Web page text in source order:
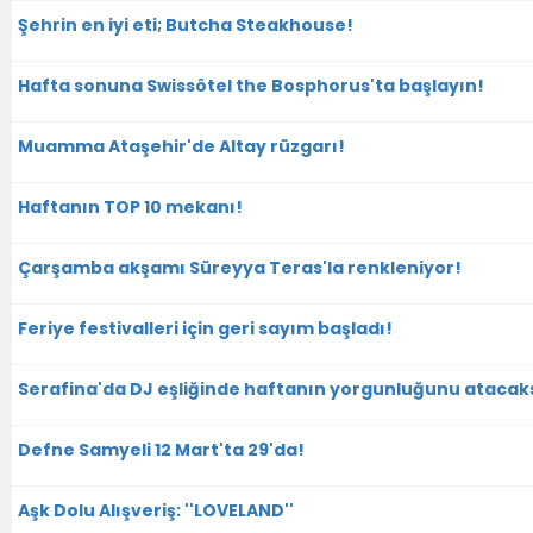
Şehrin en iyi eti; Butcha Steakhouse!
Hafta sonuna Swissôtel the Bosphorus'ta başlayın!
Muamma Ataşehir'de Altay rüzgarı!
Haftanın TOP 10 mekanı!
Çarşamba akşamı Süreyya Teras'la renkleniyor!
Feriye festivalleri için geri sayım başladı!
Serafina'da DJ eşliğinde haftanın yorgunluğunu
Defne Samyeli 12 Mart'ta 29'da!
Aşk Dolu Alışveriş: ''LOVELAND''